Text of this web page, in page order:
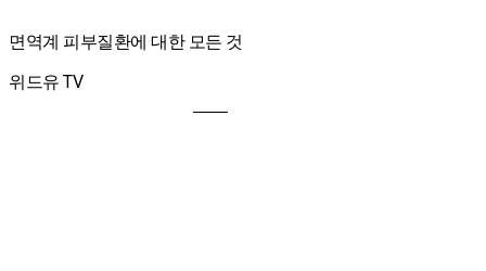
면역계 피부질환에 대한 모든 것
위드유 TV